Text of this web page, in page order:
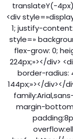
translateY(-
<div
1; justify-
style=»
flex-grow: 0;
224px;»></div>
border-radius:
144px;»></div></
margin-